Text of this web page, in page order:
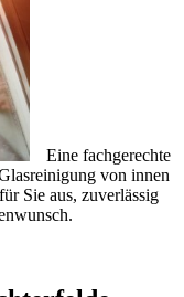
Eine fachgerechte
von innen
Sie aus, zuverlässig